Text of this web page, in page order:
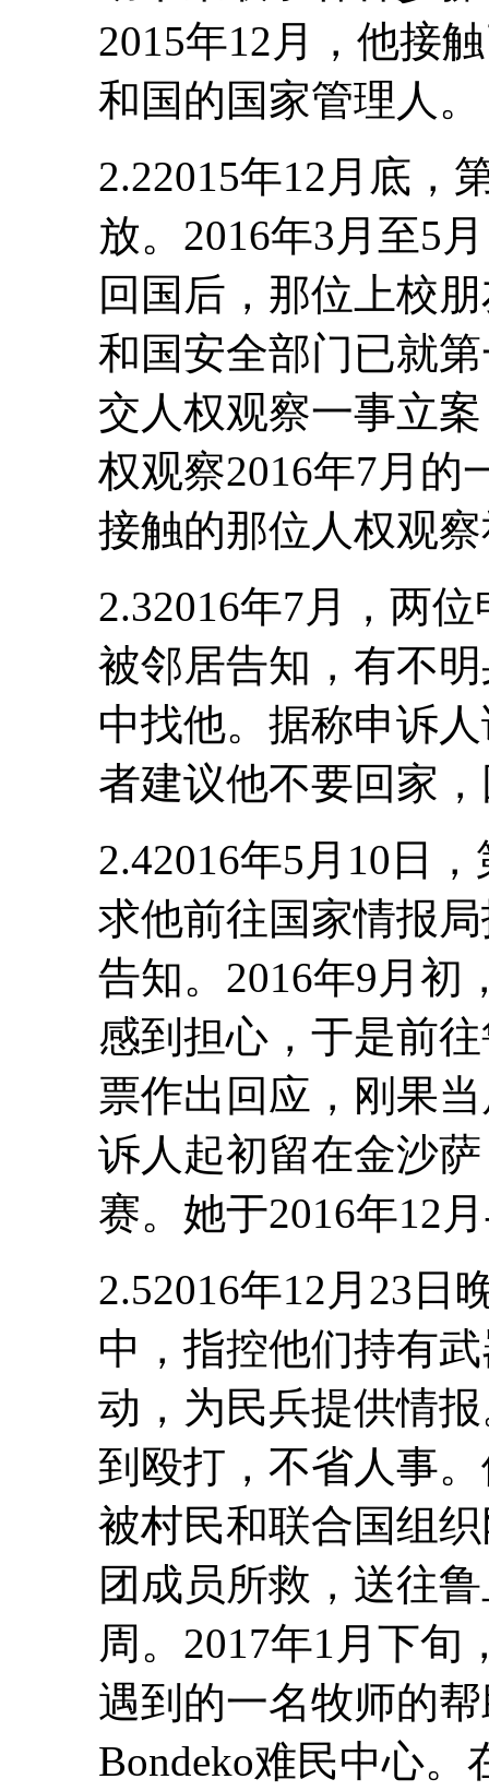
2015年12月，他接
和国的国家管理人。
2.22015年12月底，
放。2016年3月至5
回国后，那位上校
和国安全部门已就
交人权观察一事立
权观察2016年7月的
接触的那位人权观
2.32016年7月，两
被邻居告知，有不
中找他。据称申诉
者建议他不要回家
2.42016年5月10日
求他前往国家情报
告知。2016年9月初
感到担心，于是前
票作出回应，刚果
诉人起初留在金沙
赛。她于2016年12
2.52016年12月23日
中，指控他们持有
动，为民兵提供情
到殴打，不省人事
被村民和联合国组
团成员所救，送往
周。2017年1月下旬
遇到的一名牧师的
Bondeko难民中心